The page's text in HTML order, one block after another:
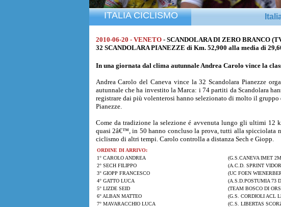
ITALIA CICLISMO
2010-06-20 - VENETO - SCANDOLARA DI ZERO BRANCO
32 SCANDOLARA PIANEZZE di Km. 52,900 alla media di
In una giornata dal clima autunnaleAndrea Carolo vince la
Andrea Carolo del Caneva vince la 32 Scandolara Pianezze
autunnale che ha investito la Marca: i 74 partiti da Scandolara
registrare dai più volenterosi hanno selezionato di molto il
Pianezze.
Come da tradizione la selezione é avvenuta lungo gli ultimi 12
quasi 2â€™, in 50 hanno concluso la prova, tutti alla spicciolata
ciclismo di altri tempi. Carolo controlla a distanza Sech e Giopp.
ORDINE DI ARRIVO:
1° CAROLO ANDREA
(G.S.CANEVA IMET
2° SECH FILIPPO
(A.C.D. SPRINT
3° GIOPP FRANCESCO
(UC FOEN
4° GATTO LUCA
(A.S.D.POSTUMIA 73
5° LIZDE SEID
(TEAM BOSCO DI
6° ALBAN MATTEO
(G.S. CORDIOLI ACL
7° MAVARACCHIO LUCA
(C.S. LIBERTAS